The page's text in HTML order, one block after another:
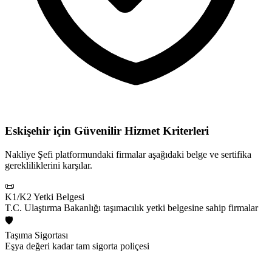
Eskişehir için Güvenilir Hizmet Kriterleri
Nakliye Şefi platformundaki firmalar aşağıdaki belge ve sertifika
gerekliliklerini karşılar.
📜
K1/K2 Yetki Belgesi
T.C. Ulaştırma Bakanlığı taşımacılık yetki belgesine sahip firmalar
🛡️
Taşıma Sigortası
Eşya değeri kadar tam sigorta poliçesi